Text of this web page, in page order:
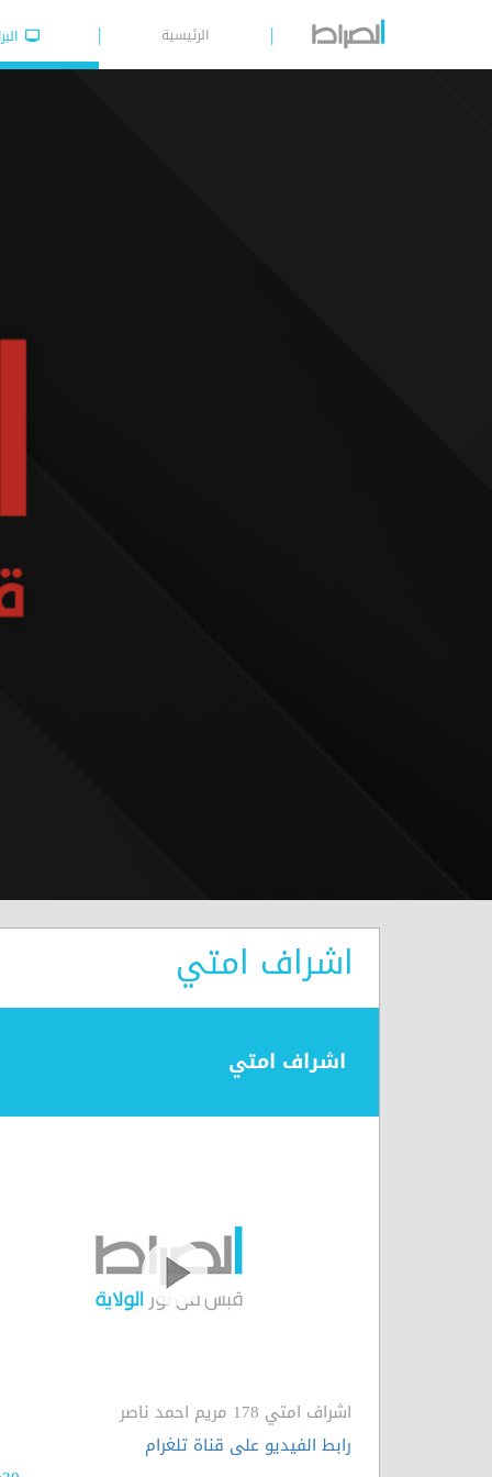
الرئيسية
اشراف امتي
اشراف امتي
اشراف امتي 178 مريم احمد ناصر
رابط الفيديو على قناة تلغرام